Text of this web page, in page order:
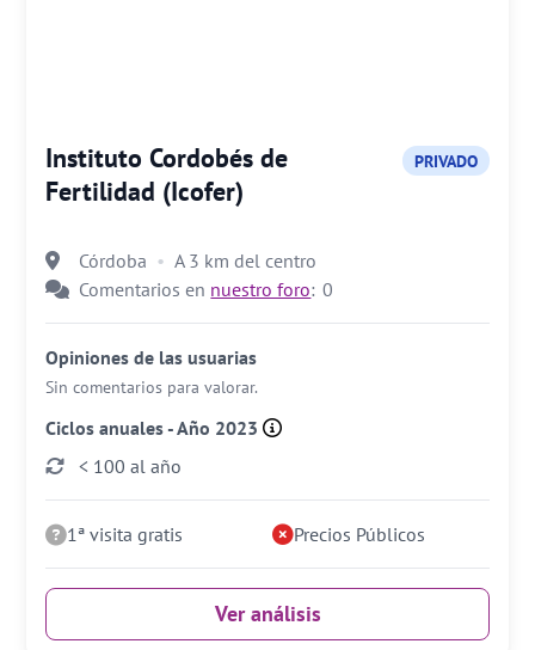
Instituto Cordobés de
Fertilidad (Icofer)
PRIVADO
Córdoba
A 3 km del centro
Comentarios en nuestro foro: 0
Opiniones de las usuarias
Sin comentarios para valorar.
Ciclos anuales - Año 2023
< 100 al año
1ª visita gratis Precios Públicos
Ver análisis